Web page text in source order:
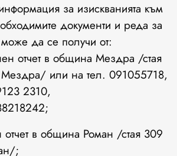
за изискванията към
документи и реда за
може да се получи от:
отчет в община Мездра /стая
или на тел. 091055718,
2310,
в община Роман /стая 309
;